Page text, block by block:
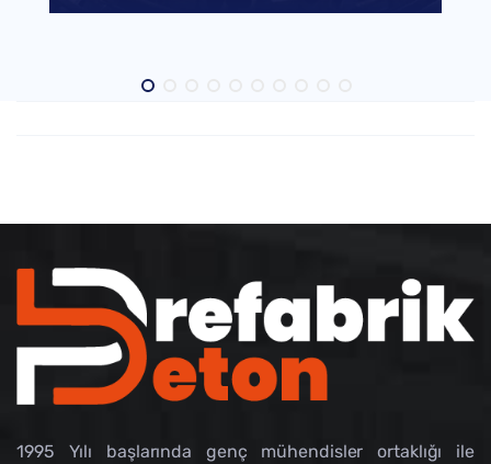
1995 Yılı başlarında genç mühendisler ortaklığı ile